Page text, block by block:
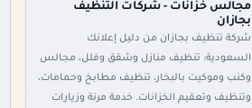
مجالس خزانات - شركات التنظيف
بجازان
شركة تنظيف بجازان من دليل إعلانك
السعودية: تنظيف منازل وشقق وفلل، مجالس
وكنب وموكيت بالبخار، تنظيف مطابخ وحمامات،
وتنظيف وتعقيم الخزانات. خدمة مرنة وزيارات